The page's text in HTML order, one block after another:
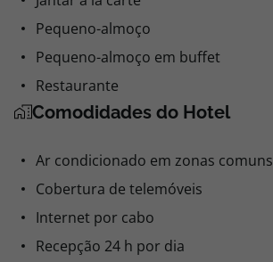
Pequeno-almoço
Pequeno-almoço em buffet
Restaurante
Comodidades do Hotel
Ar condicionado em zonas comuns
Cobertura de telemóveis
Internet por cabo
Recepção 24 h por dia